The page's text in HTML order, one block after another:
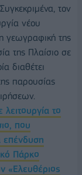
τον
νέου
γεωγραφική της
της Πλαίσιο σε
διαθέτει
παρουσίας
λειτουργία το
που
επένδυση
Πάρκο
«Ελευθέριος